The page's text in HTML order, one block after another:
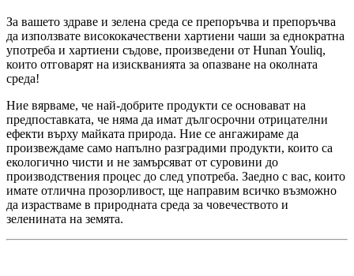
За вашето здраве и зелена среда се препоръчва и препоръчва
да използвате висококачествени хартиени чаши за еднократна
употреба и хартиени съдове, произведени от Hunan Youliq,
които отговарят на изискванията за опазване на околната
среда!
Ние вярваме, че най-добрите продукти се основават на
предпоставката, че няма да имат дългосрочни отрицателни
ефекти върху майката природа. Ние се ангажираме да
произвеждаме само напълно разградими продукти, които са
екологично чисти и не замърсяват от суровини до
производствения процес до след употреба. Заедно с вас, които
имате отлична прозорливост, ще направим всичко възможно
да израстваме в природната среда за човечеството и
зеленината на земята.